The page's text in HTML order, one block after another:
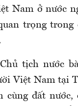
Nam ở nước
trọng
tịch nước
Việt Nam tại
cùng đất nước,